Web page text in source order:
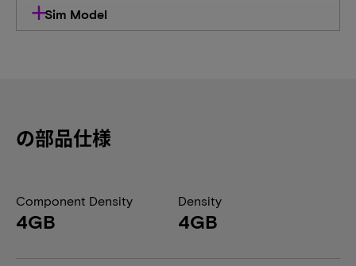
Sim Model
の部品仕様
Component Density
4GB
Density
4GB